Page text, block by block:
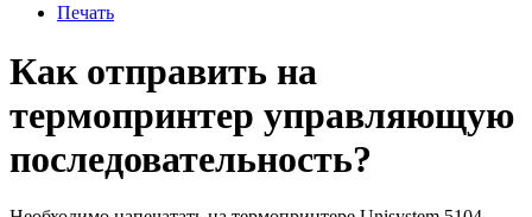
Печать
Как отправить на
термопринтер управляющую
последовательность?